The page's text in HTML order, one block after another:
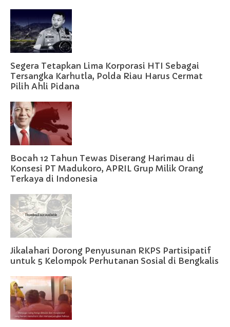
Segera Tetapkan Lima Korporasi HTI Sebagai
Tersangka Karhutla, Polda Riau Harus Cermat
Pilih Ahli Pidana
Bocah 12 Tahun Tewas Diserang Harimau di
Konsesi PT Madukoro, APRIL Grup Milik Orang
Terkaya di Indonesia
Jikalahari Dorong Penyusunan RKPS Partisipatif
untuk 5 Kelompok Perhutanan Sosial di Bengkalis